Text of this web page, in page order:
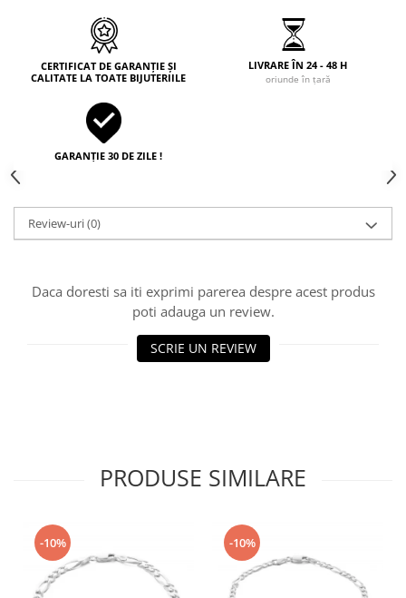
CERTIFICAT DE GARANȚIE ȘI
CALITATE LA TOATE BIJUTERIILE
LIVRARE ÎN 24 - 48 H
oriunde în țară
GARANȚIE 30 DE ZILE !
Review-uri(0)
Daca doresti sa iti exprimi parerea despre acest produs
poti adauga un review.
SCRIE UN REVIEW
PRODUSE SIMILARE
-10% -10%